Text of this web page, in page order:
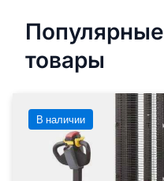
Популярные
товары
В наличии